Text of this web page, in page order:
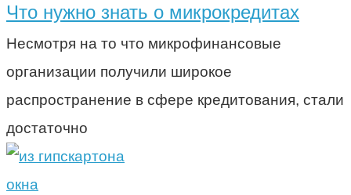
Что нужно знать о микрокредитах
Несмотря на то что микрофинансовые
организации получили широкое
распространение в сфере кредитования, стали
достаточно
окна